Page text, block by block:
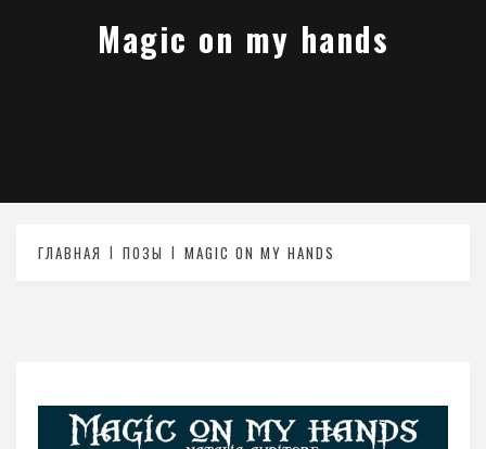
Magic on my hands
ГЛАВНАЯ ПОЗЫ MAGIC ON MY HANDS